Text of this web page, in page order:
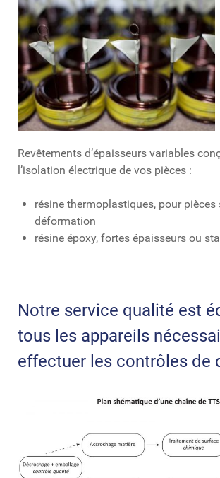
Revêtements d’épaisseurs variables
l’isolation électrique de vos pièces :
résine thermoplastiques, pour pièces
déformation
résine époxy, fortes épaisseurs ou
Notre service qualité est
tous les appareils
effectuer les contrôles de